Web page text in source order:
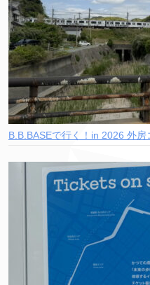
B.B.BASEで行く！in 2026 外